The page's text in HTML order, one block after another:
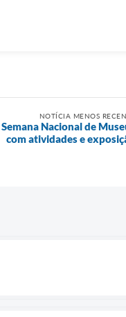
NOTÍCIA MENOS
Nacional de
com atividades e